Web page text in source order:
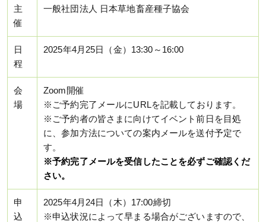
主
催
一般社団法人 日本草地畜産種子協会
日
程
2025年4月25日（金）13:30～16:00
会
場
Zoom開催
※ご予約完了メールにURLを記載しております。
※ご予約者の皆さまに向けてイベント前日を目処
に、参加方法についての案内メールを送付予定で
す。
※予約完了メールを受信したことを必ずご確認くだ
さい。
申
込
2025年4月24日（木）17:00締切
※申込状況によって早まる場合がございますので、